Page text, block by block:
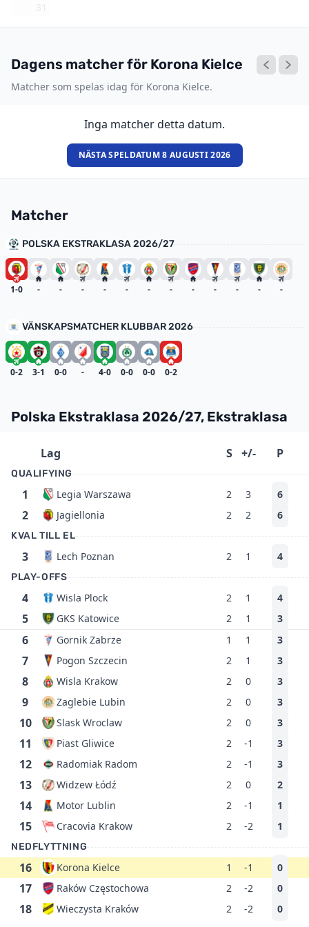
Dagens matcher för Korona Kielce
Matcher som spelas idag för Korona Kielce.
Inga matcher detta datum.
NÄSTA SPELDATUM 8 AUGUSTI 2026
Matcher
POLSKA EKSTRAKLASA 2026/27
1-0 - - - - - - - - - - - -
VÄNSKAPSMATCHER KLUBBAR 2026
0-2 3-1 0-0 - 4-0 0-0 0-0 0-2
Polska Ekstraklasa 2026/27, Ekstraklasa
Lag S +/- P
QUALIFYING
1 Legia Warszawa 2 3 6
2 Jagiellonia 2 2 6
KVAL TILL EL
3 Lech Poznan 2 1 4
PLAY-OFFS
4 Wisla Plock 2 1 4
5 GKS Katowice 2 1 3
6 Gornik Zabrze 1 1 3
7 Pogon Szczecin 2 1 3
8 Wisla Krakow 2 0 3
9 Zaglebie Lubin 2 0 3
10 Slask Wroclaw 2 0 3
11 Piast Gliwice 2 -1 3
12 Radomiak Radom 2 -1 3
13 Widzew Łódź 2 0 2
14 Motor Lublin 2 -1 1
15 Cracovia Krakow 2 -2 1
NEDFLYTTNING
16 Korona Kielce 1 -1 0
17 Raków Częstochowa 2 -2 0
18 Wieczysta Kraków 2 -2 0